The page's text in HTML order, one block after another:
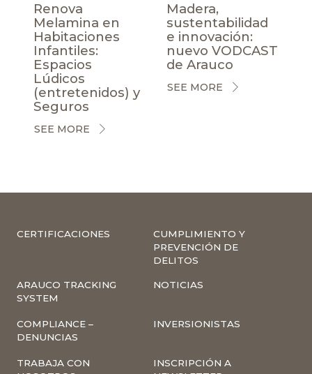
Renova
Melamina en
Habitaciones
Infantiles:
Espacios
Lúdicos
(entretenidos) y
Seguros
SEE MORE
Madera,
sustentabilidad
e innovación:
nuevo VODCAST
de Arauco
SEE MORE
CERTIFICACIONES
CUMPLIMIENTO Y
PREVENCIÓN DE
DELITOS
ARAUCO TRACKING
SYSTEM
NOTICIAS
COMPLIANCE –
DENUNCIAS
INVERSIONISTAS
TRABAJA CON
INSCRIPCIÓN A